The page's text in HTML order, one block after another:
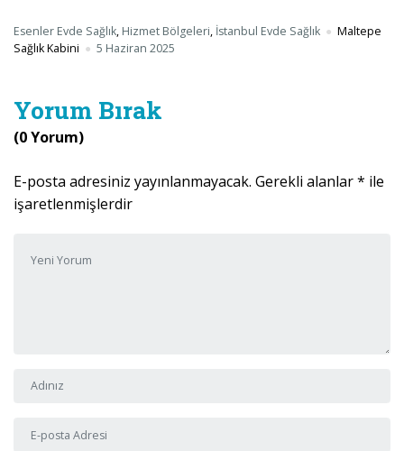
Esenler Evde Sağlık, Hizmet Bölgeleri, İstanbul Evde Sağlık
Maltepe
Sağlık Kabini
5 Haziran 2025
Yorum Bırak
(0 Yorum)
E-posta adresiniz yayınlanmayacak. Gerekli alanlar* ile
işaretlenmişlerdir
Adı ve Soyadı
E-posta Adresi